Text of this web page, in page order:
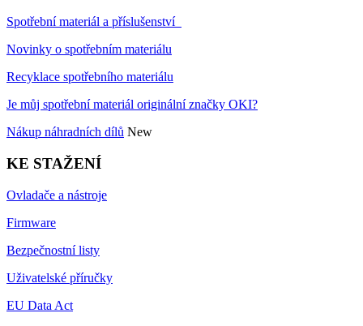
Spotřební materiál a příslušenství
Novinky o spotřebním materiálu
Recyklace spotřebního materiálu
Je můj spotřební materiál originální značky OKI?
Nákup náhradních dílů New
KE STAŽENÍ
Ovladače a nástroje
Firmware
Bezpečnostní listy
Uživatelské příručky
EU Data Act